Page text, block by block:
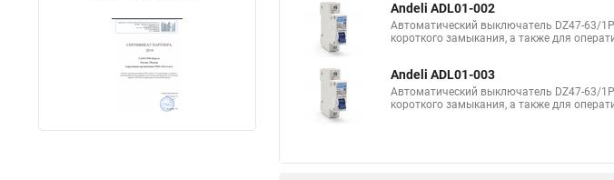
Andeli ADL01-002
Автоматический выключатель DZ47-63/
короткого замыкания, а также для
Andeli ADL01-003
Автоматический выключатель DZ47-63/
короткого замыкания, а также для